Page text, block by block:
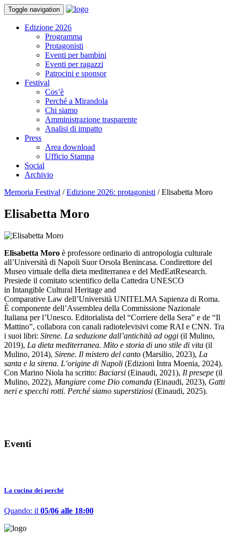
Toggle navigation
Edizione 2026
Programma
Protagonisti
Eventi per bambini
Eventi per ragazzi
Patrocini e sponsor
Festival
Cos’è
Perché a Mirandola
Chi siamo
Amministrazione trasparente
Analisi di impatto
Press
Area download
Ufficio Stampa
Social
Archivio
Memoria Festival /Edizione 2026: protagonisti /Elisabetta Moro
Elisabetta Moro
Elisabetta Moro è professore ordinario di antropologia culturale
all’Università di Napoli Suor Orsola Benincasa. Condirettore del
Museo virtuale della dieta mediterranea e del MedEatResearch.
Presiede il comitato scientifico della Cattedra UNESCO
in Intangible Cultural Heritage and
Comparative Law dell’Università UNITELMA Sapienza di Roma.
È componente dell’Assemblea della Commissione Nazionale
Italiana per l’Unesco. Editorialista del “Corriere della Sera” e de “Il
Mattino”, collabora con canali radiotelevisivi come RAI e CNN. Tra
i suoi libri: Sirene. La seduzione dall’antichità ad oggi (il Mulino,
2019), La dieta mediterranea. Mito e storia di uno stile di vita (il
Mulino, 2014), Sirene. Il mistero del canto (Marsilio, 2023), La
santa e la sirena. L’origine di Napoli (Edizioni Intra Moenia, 2024).
Con Marino Niola ha scritto: Baciarsi (Einaudi, 2021), Il presepe (il
Mulino, 2022), Mangiare come Dio comanda (Einaudi, 2023), Gatti
neri e specchi rotti. Perché siamo superstiziosi (Einaudi, 2025).
Eventi
La cucina dei perché
Quando: il 05/06 alle 18:00